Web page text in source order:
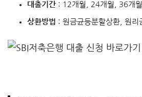
대출기간: 12개월, 24개월, 36개월
상환방법 : 원금균등분할상환, 원리